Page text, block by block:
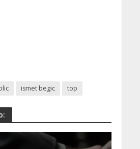
ismet begic top